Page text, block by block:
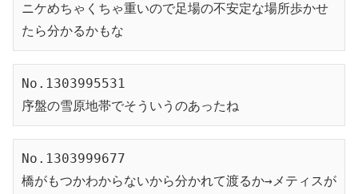
ニケめちゃくちゃ重いので足場の不安定な場所歩かせ
たら分かるかもな
No.1303995531
序盤の雪原地帯でそういうのあったね
No.1303999677
橋がもつかわからないから分かれて渡るか→メティスが